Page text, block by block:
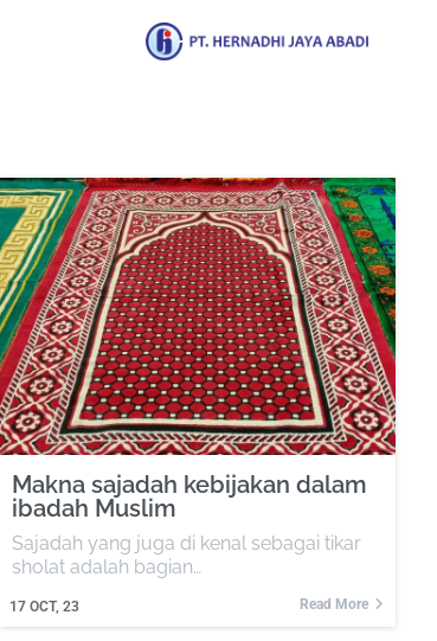
Makna sajadah kebijakan dalam
ibadah Muslim
17 OCT, 23
Sajadah yang juga di kenal sebagai tikar
sholat adalah bagian…
Read More